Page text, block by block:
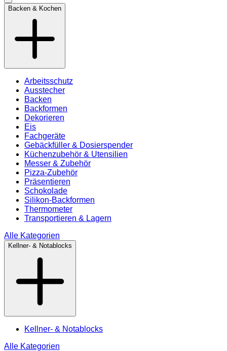
Backen & Kochen
Arbeitsschutz
Ausstecher
Backen
Backformen
Dekorieren
Eis
Fachgeräte
Gebäckfüller & Dosierspender
Küchenzubehör & Utensilien
Messer & Zubehör
Pizza-Zubehör
Präsentieren
Schokolade
Silikon-Backformen
Thermometer
Transportieren & Lagern
Alle Kategorien
Kellner- & Notablocks
Kellner- & Notablocks
Alle Kategorien